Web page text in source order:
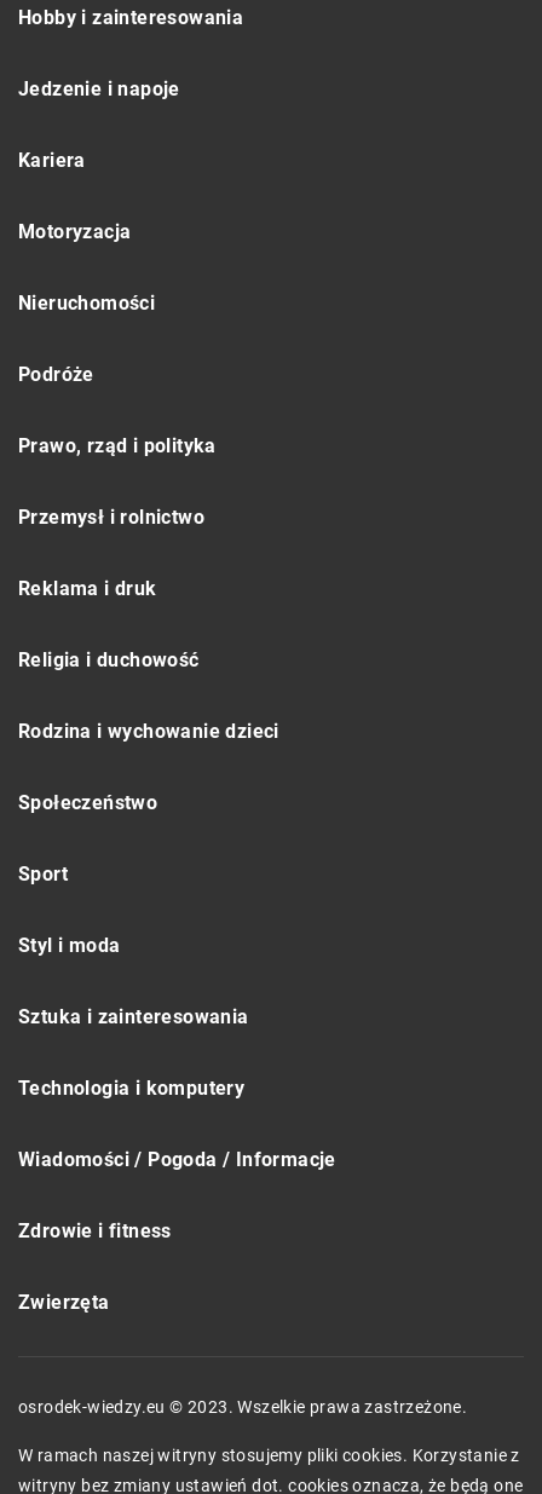
Hobby i zainteresowania
Jedzenie i napoje
Kariera
Motoryzacja
Nieruchomości
Podróże
Prawo, rząd i polityka
Przemysł i rolnictwo
Reklama i druk
Religia i duchowość
Rodzina i wychowanie dzieci
Społeczeństwo
Sport
Styl i moda
Sztuka i zainteresowania
Technologia i komputery
Wiadomości / Pogoda / Informacje
Zdrowie i fitness
Zwierzęta
osrodek-wiedzy.eu © 2023. Wszelkie prawa zastrzeżone.
W ramach naszej witryny stosujemy pliki cookies. Korzystanie z
witryny bez zmiany ustawień dot. cookies oznacza, że będą one